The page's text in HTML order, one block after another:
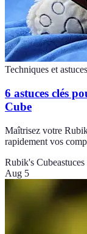
Techniques et astuces
6 astuces clés
Cube
Maîtrisez votre
rapidement vos
Rubik's Cube
Aug 5